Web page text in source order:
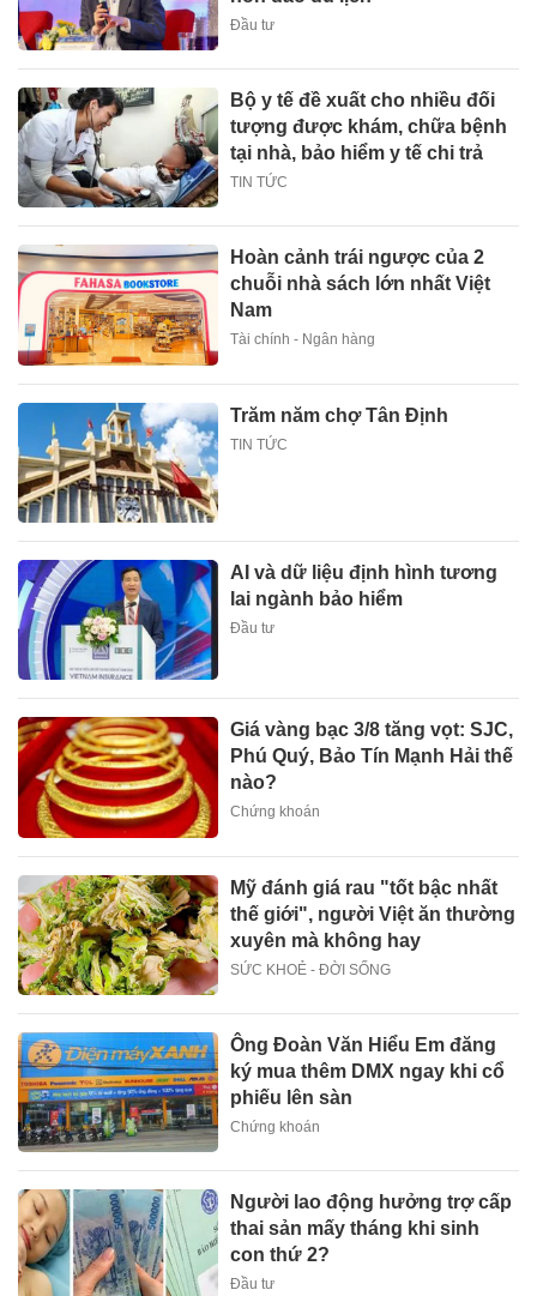
Đầu tư
Bộ y tế đề xuất cho nhiều đối
tượng được khám, chữa bệnh
tại nhà, bảo hiểm y tế chi trả
TIN TỨC
Hoàn cảnh trái ngược của 2
chuỗi nhà sách lớn nhất Việt
Nam
Tài chính - Ngân hàng
Trăm năm chợ Tân Định
TIN TỨC
AI và dữ liệu định hình tương
lai ngành bảo hiểm
Đầu tư
Giá vàng bạc 3/8 tăng vọt: SJC,
Phú Quý, Bảo Tín Mạnh Hải thế
nào?
Chứng khoán
Mỹ đánh giá rau "tốt bậc nhất
thế giới", người Việt ăn thường
xuyên mà không hay
SỨC KHOẺ - ĐỜI SỐNG
Ông Đoàn Văn Hiểu Em đăng
ký mua thêm DMX ngay khi cổ
phiếu lên sàn
Chứng khoán
Người lao động hưởng trợ cấp
thai sản mấy tháng khi sinh
con thứ 2?
Đầu tư